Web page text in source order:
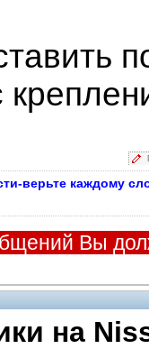
верьте каждому
Вы
на